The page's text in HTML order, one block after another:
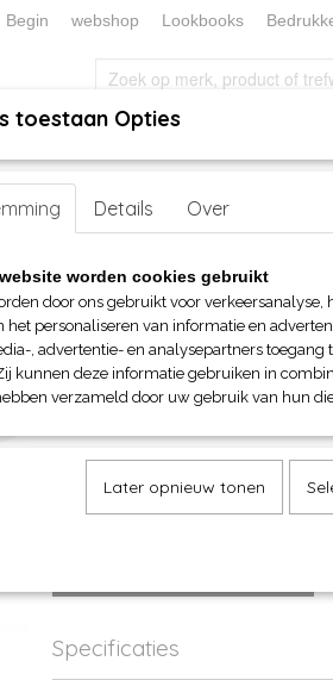
Begin webshop Lookbooks
EN TAFELLINNEN
unisex> T-Shirts> Clique Oversized T-shirt
Clique Oversized
€ 15,00 (inclusief btw 21%)
Maat
Specificaties
toestaan Opties
Details Over
worden cookies gebruikt
door ons gebruikt voor
het personaliseren van informatie en
, advertentie- en analysepartners toegang
kunnen deze informatie gebruiken in
verzameld door uw gebruik van hun
Later opnieuw tonen